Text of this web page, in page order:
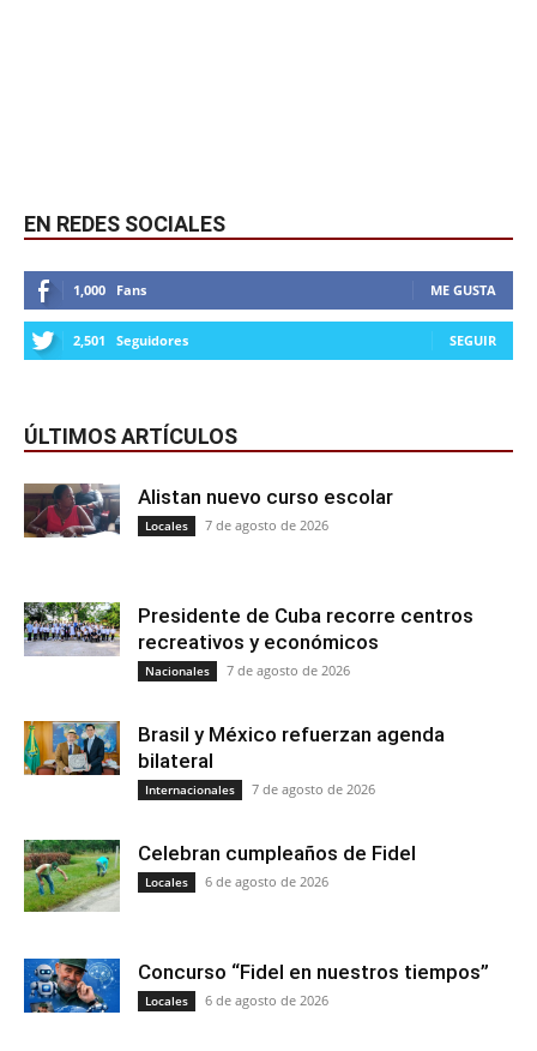
EN REDES SOCIALES
1,000 Fans ME GUSTA
2,501 Seguidores SEGUIR
ÚLTIMOS ARTÍCULOS
Alistan nuevo curso escolar
Locales 7 de agosto de 2026
Presidente de Cuba recorre centros
recreativos y económicos
Nacionales 7 de agosto de 2026
Brasil y México refuerzan agenda
bilateral
Internacionales 7 de agosto de 2026
Celebran cumpleaños de Fidel
Locales 6 de agosto de 2026
Concurso “Fidel en nuestros tiempos”
Locales 6 de agosto de 2026